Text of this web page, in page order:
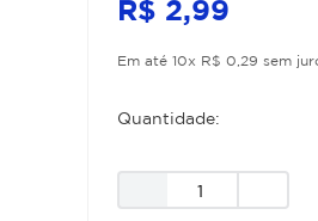
R$ 2,99
Em até10x R$ 0 29 sem
Quantidade: